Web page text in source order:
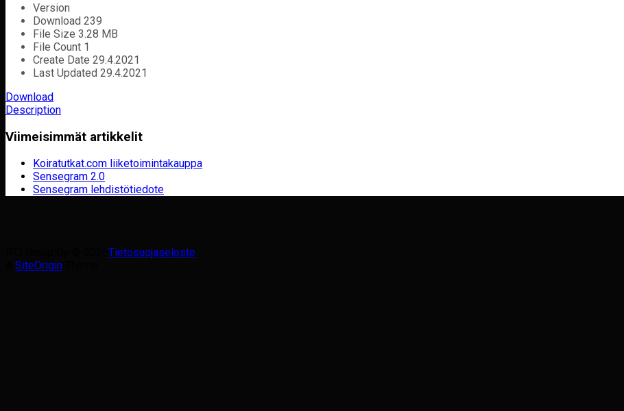
Version
Download 239
File Size 3.28 MB
File Count 1
Create Date 29.4.2021
Last Updated 29.4.2021
Download
Description
Viimeisimmät artikkelit
Koiratutkat.com liiketoimintakauppa
Sensegram 2.0
Sensegram lehdistötiedote
Tietosuojaseloste
SiteOrigin